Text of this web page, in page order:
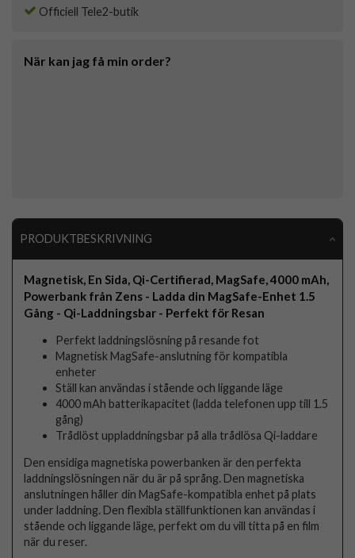
Officiell Tele2-butik
När kan jag få min order?
PRODUKTBESKRIVNING
Magnetisk, En Sida, Qi-Certifierad, MagSafe, 4000 mAh,
Powerbank från Zens - Ladda din MagSafe-Enhet 1.5
Gång - Qi-Laddningsbar - Perfekt för Resan
Perfekt laddningslösning på resande fot
Magnetisk MagSafe-anslutning för kompatibla
enheter
Ställ kan användas i stående och liggande läge
4000 mAh batterikapacitet (ladda telefonen upp till 1.5
gång)
Trådlöst uppladdningsbar på alla trådlösa Qi-laddare
Den ensidiga magnetiska powerbanken är den perfekta
laddningslösningen när du är på språng. Den magnetiska
anslutningen håller din MagSafe-kompatibla enhet på plats
under laddning. Den flexibla ställfunktionen kan användas i
stående och liggande läge, perfekt om du vill titta på en film
när du reser.